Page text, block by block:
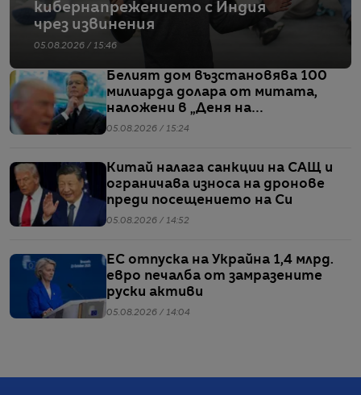
кибернапрежението с Индия
чрез извинения
05.08.2026 / 15:46
Белият дом възстановява 100
милиарда долара от митата,
наложени в „Деня на
освобождението“
05.08.2026 / 15:24
Китай налага санкции на САЩ и
ограничава износа на дронове
преди посещението на Си
05.08.2026 / 14:52
ЕС отпуска на Украйна 1,4 млрд.
евро печалба от замразените
руски активи
05.08.2026 / 14:04